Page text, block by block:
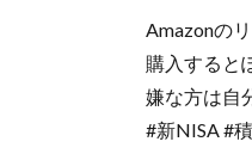
Amazonの
購入すると
嫌な方は自
#新NISA #